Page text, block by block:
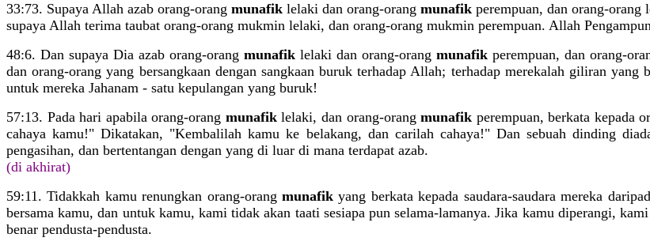
33:73. Supaya Allah azab orang-orang munafik lelaki dan orang-orang munafik perempuan, dan orang-orang
supaya Allah terima taubat orang-orang mukmin lelaki, dan orang-orang mukmin perempuan. Allah
48:6. Dan supaya Dia azab orang-orang munafik lelaki dan orang-orang munafik perempuan, dan orang-
dan orang-orang yang bersangkaan dengan sangkaan buruk terhadap Allah; terhadap merekalah giliran
untuk mereka Jahanam - satu kepulangan yang buruk!
57:13. Pada hari apabila orang-orang munafiklelaki, dan orang-orangmunafik perempuan, berkata kepada
cahaya kamu!" Dikatakan, "Kembalilah kamu ke belakang, dan carilah cahaya!" Dan sebuah dinding
pengasihan, dan bertentangan dengan yang di luar di mana terdapat azab.
(di akhirat)
59:11. Tidakkah kamu renungkan orang-orangmunafik yang berkata kepada saudara-saudara mereka
bersama kamu, dan untuk kamu, kami tidak akan taati sesiapa pun selama-lamanya. Jika kamu diperangi,
benar pendusta-pendusta.